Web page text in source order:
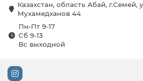
Казахстан, область Абай, г.Семей,
Мухамедханов 44
Пн-Пт 9-17
Сб 9-13
Вс выходной